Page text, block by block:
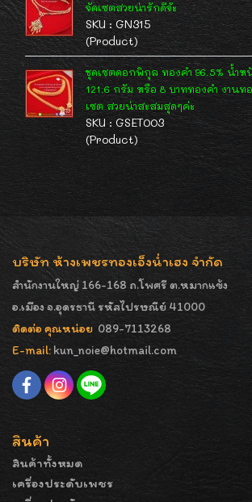
จัดเซตสวยน่ารักดีจ้ะ
SKU : GN315
(Product)
ชุดเซตดอกพิกุล ทองคำ 96.5% น้ำห
121.6 กรัม หรือ 8 บาททองคำ งานท
เซต สวยน่าสะสมสุดๆค่ะ
SKU : GSET003
(Product)
บริษัท ห้างเพชรทองเอ็งน่ำเฮง จำกัด
สำนักงานใหญ่ 166-168 ถ.โพศรี ต.หมากแข้ง
อ.เมือง จ.อุดรธานี รหัสไปรษณีย์ 41000
ติดต่อ คุณหน่อย 089-7113268
E-mail: kun_noie@hotmail.com
สินค้า
สินค้าทั้งหมด
เครื่องประดับเพชร